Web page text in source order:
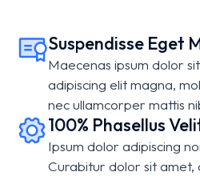
Suspendisse Eget
Maecenas ipsum dolor
adipiscing elit magna,
nec ullamcorper mattis
100% Phasellus
Ipsum dolor adipiscing
Curabitur dolor sit amet,